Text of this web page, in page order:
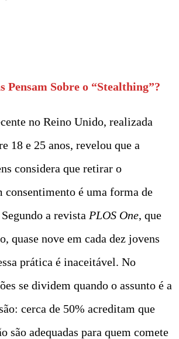
Pensam Sobre o “Stealthing”?
no Reino Unido, realizada
18 e 25 anos, revelou que a
considera que retirar o
consentimento é uma forma de
a revista PLOS One, que
quase nove em cada dez jovens
prática é inaceitável. No
se dividem quando o assunto é a
cerca de 50% acreditam que
são adequadas para quem comete